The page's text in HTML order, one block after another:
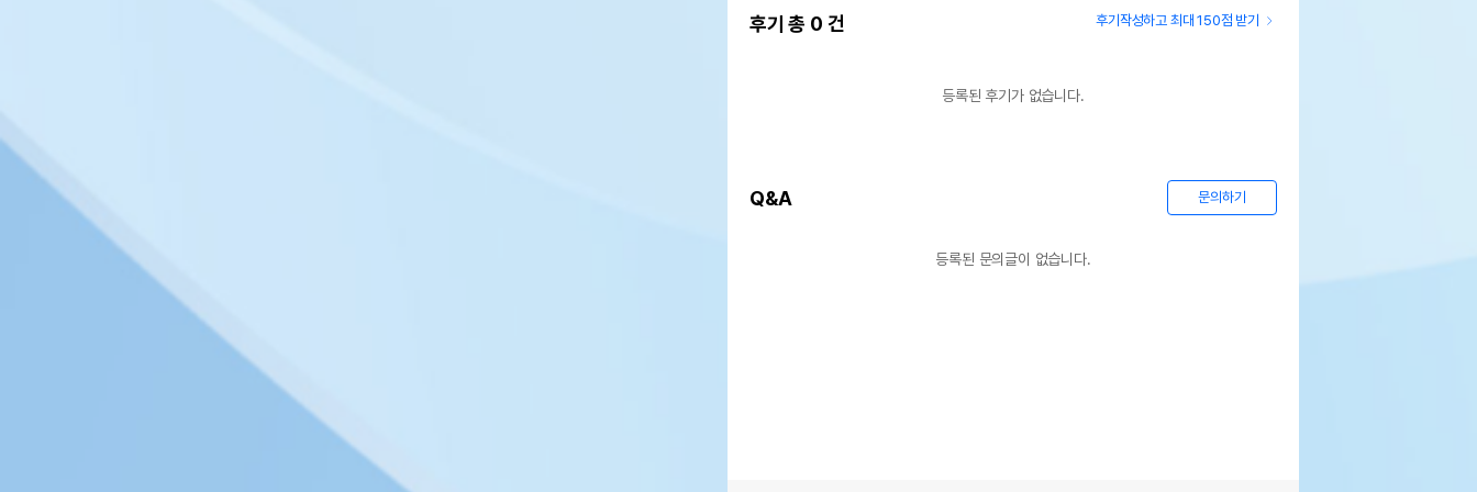
후기 총 0 건 후기작성하고 최대 150점 받기
등록된 후기가 없습니다.
Q&A 문의하기
등록된 문의글이 없습니다.